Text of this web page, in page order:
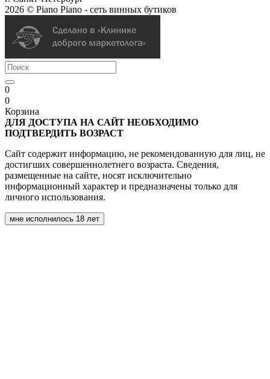
2026 © Piano Piano - сеть винных бутиков
0
0
Корзина
ДЛЯ ДОСТУПА НА САЙТ НЕОБХОДИМО
ПОДТВЕРДИТЬ ВОЗРАСТ
Сайт содержит информацию, не рекомендованную для лиц, не
достигших совершеннолетнего возраста. Сведения,
размещенные на сайте, носят исключительно
информационный характер и предназначены только для
личного использования.
мне исполнилось 18 лет